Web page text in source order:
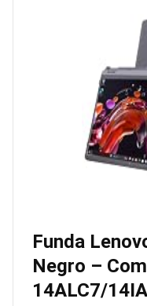
Funda
Negro –
14ALC7/